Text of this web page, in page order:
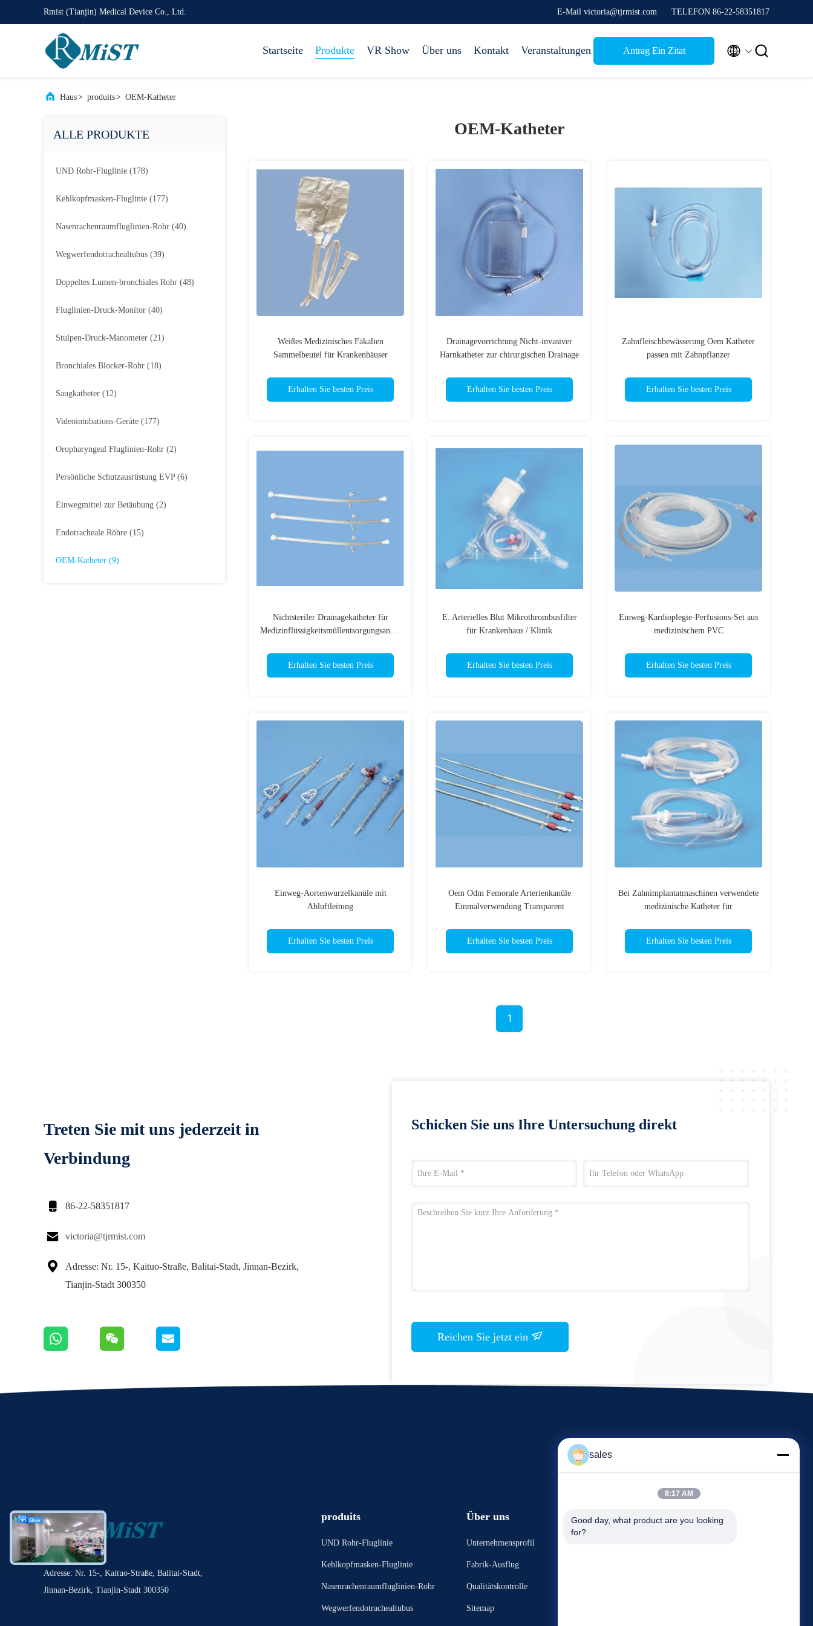
Rmist (Tianjin) Medical Device Co., Ltd. E-Mail victoria@tjrmist.com TELEFON 86-22-58351817
Startseite Produkte VR Show Über uns Kontakt Veranstaltungen Antrag Ein Zitat  
Haus> produits> OEM-Katheter
ALLE PRODUKTE
UND Rohr-Fluglinie (178)
Kehlkopfmasken-Fluglinie (177)
Nasenrachenraumfluglinien-Rohr (40)
Wegwerfendotrachealtubus (39)
Doppeltes Lumen-bronchiales Rohr (48)
Fluglinien-Druck-Monitor (40)
Stulpen-Druck-Manometer (21)
Bronchiales Blocker-Rohr (18)
Saugkatheter (12)
Videointubations-Geräte (177)
Oropharyngeal Fluglinien-Rohr (2)
Persönliche Schutzausrüstung EVP (6)
Einwegmittel zur Betäubung (2)
Endotracheale Röhre (15)
OEM-Katheter (9)
OEM-Katheter
Weißes Medizinisches Fäkalien
Sammelbeutel für Krankenhäuser
Erhalten Sie besten Preis
Drainagevorrichtung Nicht-invasiver
Harnkatheter zur chirurgischen Drainage
Erhalten Sie besten Preis
Zahnfleischbewässerung Oem Katheter
passen mit Zahnpflanzer
Erhalten Sie besten Preis
Nichtsteriler Drainagekatheter für
Medizinflüssigkeitsmüllentsorgungsanlage
Erhalten Sie besten Preis
E. Arterielles Blut Mikrothrombusfilter
für Krankenhaus / Klinik
Erhalten Sie besten Preis
Einweg-Kardioplegie-Perfusions-Set aus
medizinischem PVC
Erhalten Sie besten Preis
Einweg-Aortenwurzelkanüle mit
Abluftleitung
Erhalten Sie besten Preis
Oem Odm Femorale Arterienkanüle
Einmalverwendung Transparent
Erhalten Sie besten Preis
Bei Zahnimplantatmaschinen verwendete
medizinische Katheter für
Erhalten Sie besten Preis
1
Treten Sie mit uns jederzeit in
Verbindung
 86-22-58351817
 victoria@tjrmist.com

Adresse: Nr. 15-, Kaituo-Straße, Balitai-Stadt, Jinnan-Bezirk,
Tianjin-Stadt 300350
Schicken Sie uns Ihre Untersuchung direkt
Reichen Sie jetzt ein
Adresse: Nr. 15-, Kaituo-Straße, Balitai-Stadt,
Jinnan-Bezirk, Tianjin-Stadt 300350
produits
UND Rohr-Fluglinie
Kehlkopfmasken-Fluglinie
Nasenrachenraumfluglinien-Rohr
Wegwerfendotrachealtubus
Über uns
Unternehmensprofil
Fabrik-Ausflug
Qualitätskontrolle
Sitemap
Veranstaltungen
Antrag Ein Zitat
sales
8:17 AM
Good day, what product are you looking
for?